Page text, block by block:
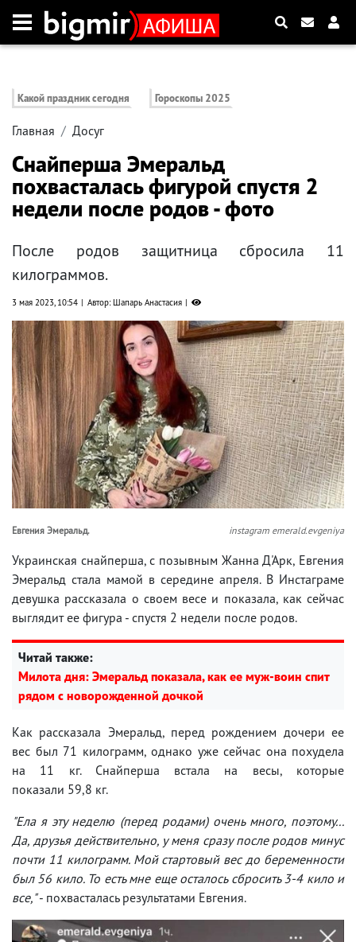
Какой праздник сегодня Гороскопы 2025
Главная Досуг
Снайперша Эмеральд
похвасталась фигурой спустя 2
недели после родов - фото
После родов защитница сбросила 11
килограммов.
3 мая 2023, 10:54 Автор: Шапарь Анастасия
Евгения Эмеральд. instagram emerald.evgeniya
Украинская снайперша, с позывным Жанна Д'Арк, Евгения
Эмеральд стала мамой в середине апреля. В Инстаграме
девушка рассказала о своем весе и показала, как сейчас
выглядит ее фигура - спустя 2 недели после родов.
Читай также:
Милота дня: Эмеральд показала, как ее муж-воин спит
рядом с новорожденной дочкой
Как рассказала Эмеральд, перед рождением дочери ее
вес был 71 килограмм, однако уже сейчас она похудела
на 11 кг. Снайперша встала на весы, которые
показали 59,8 кг.
"Ела я эту неделю (перед родами) очень много, поэтому...
Да, друзья действительно, у меня сразу после родов минус
почти 11 килограмм. Мой стартовый вес до беременности
был 56 кило. То есть мне еще осталось сбросить 3-4 кило и
все,"- похвасталась результатами Евгения.